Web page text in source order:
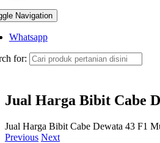
Navigation
Whatsapp
for:
Jual Harga Bibit Cabe
Jual Harga Bibit Cabe Dewata 43 F1
Previous Next